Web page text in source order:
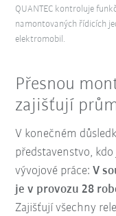
QUANTEC kontroluje
namontovaných řídicích
elektromobil.
Přesnou
zajišťují
V konečném
představenstvo,
vývojové práce:V
je v provozu 28
Zajišťují všechny